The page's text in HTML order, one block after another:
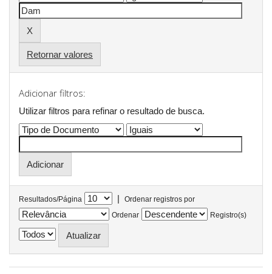
Retornar valores
Adicionar filtros:
Utilizar filtros para refinar o resultado de busca.
Resultados/Página |
Ordenar registros por
Ordenar
Registro(s)